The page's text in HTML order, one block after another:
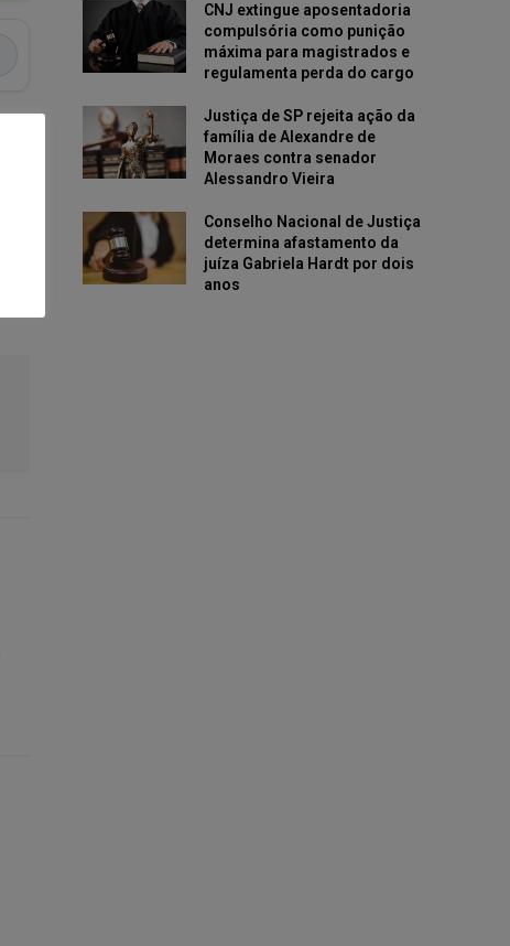
CNJ extingue aposentadoria
compulsória como punição
máxima para magistrados e
regulamenta perda do cargo
Justiça de SP rejeita ação da
família de Alexandre de
Moraes contra senador
Alessandro Vieira
Conselho Nacional de Justiça
determina afastamento da
juíza Gabriela Hardt por dois
anos